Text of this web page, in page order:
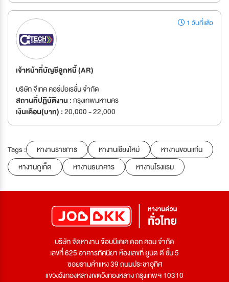
1 วันที่แล้ว
เจ้าหน้าที่บัญชีลูกหนี้ (AR)
บริษัท จีเทค คอร์ปอเรชั่น จำกัด
สถานที่ปฏิบัติงาน :กรุงเทพมหานคร
เงินเดือน(บาท) :20,000 - 22,000
Tags : หางานราชการ หางานเชียงใหม่
หางานขอนแก่น
หางานภูเก็ต
หางานธนาคาร หางานโรงแรม
บริษัท จัดหางาน จ๊อบบีเคเค ดอท คอม จำกัด
เลขที่ 625 อาคารทัศนียา ห้องเลขที่ ยูนิต ดี ชั้น 5
ซอยรามคำแหง 39 ถนนประชาอุทิศ
แขวงวังทองหลางเขตวังทองหลาง กรุงเทพฯ 10310